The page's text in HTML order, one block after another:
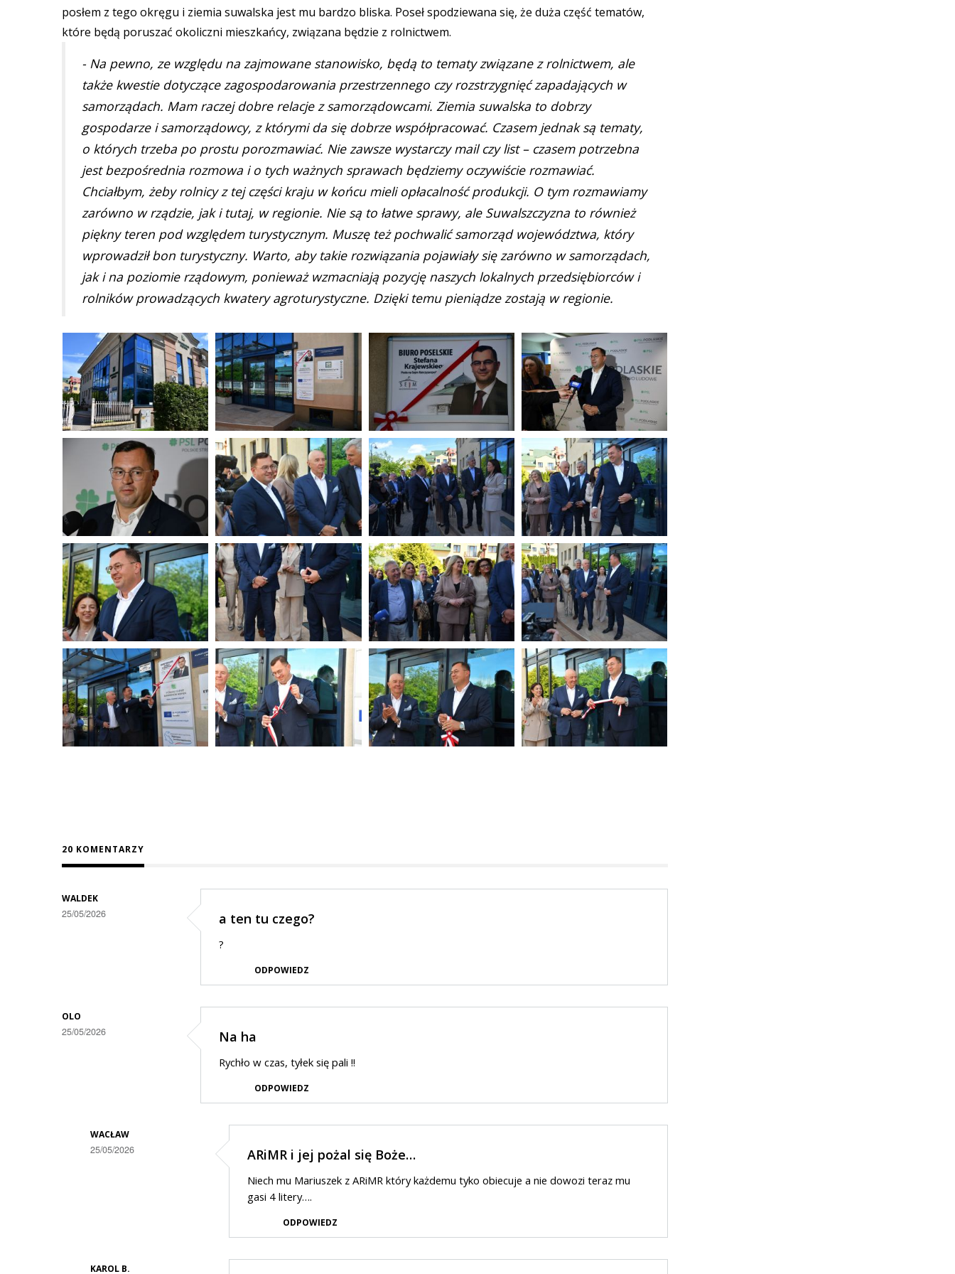
posłem z tego okręgu i ziemia suwalska jest mu bardzo bliska. Poseł spodziewana się, że duża część tematów,
które będą poruszać okoliczni mieszkańcy, związana będzie z rolnictwem.
- Na pewno, ze względu na zajmowane stanowisko, będą to tematy związane z rolnictwem, ale
także kwestie dotyczące zagospodarowania przestrzennego czy rozstrzygnięć zapadających w
samorządach. Mam raczej dobre relacje z samorządowcami. Ziemia suwalska to dobrzy
gospodarze i samorządowcy, z którymi da się dobrze współpracować. Czasem jednak są tematy,
o których trzeba po prostu porozmawiać. Nie zawsze wystarczy mail czy list – czasem potrzebna
jest bezpośrednia rozmowa i o tych ważnych sprawach będziemy oczywiście rozmawiać.
Chciałbym, żeby rolnicy z tej części kraju w końcu mieli opłacalność produkcji. O tym rozmawiamy
zarówno w rządzie, jak i tutaj, w regionie. Nie są to łatwe sprawy, ale Suwalszczyzna to również
piękny teren pod względem turystycznym. Muszę też pochwalić samorząd województwa, który
wprowadził bon turystyczny. Warto, aby takie rozwiązania pojawiały się zarówno w samorządach,
jak i na poziomie rządowym, ponieważ wzmacniają pozycję naszych lokalnych przedsiębiorców i
rolników prowadzących kwatery agroturystyczne. Dzięki temu pieniądze zostają w regionie.
20 KOMENTARZY
WALDEK
25/05/2026 a ten tu czego?
?
ODPOWIEDZ
OLO
25/05/2026 Na ha
Rychło w czas, tyłek się pali !!
ODPOWIEDZ
WACŁAW
25/05/2026 ARiMR i jej pożal się Boże…
Niech mu Mariuszek z ARiMR który każdemu tyko obiecuje a nie dowozi teraz mu
gasi 4 litery….
ODPOWIEDZ
KAROL B.